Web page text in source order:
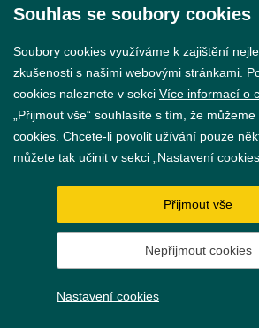
Prohlášení o
GDPR
Nastavení cookies
Vytvořil
Souhlas se soubory cookies
Soubory cookies využíváme k zajištění
zkušenosti s našimi webovými stránkami.
cookies naleznete v sekci Více informací o
„Přijmout vše“ souhlasíte s tím, že
cookies. Chcete-li povolit užívání pouze
můžete tak učinit v sekci „Nastavení
Přijmout vše
Nepřijmout cookies
Nastavení cookies